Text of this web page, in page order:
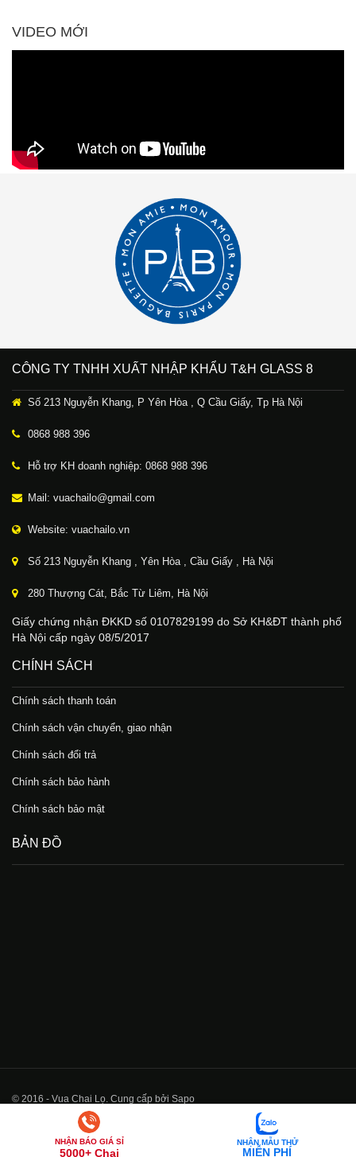
VIDEO MỚI
CÔNG TY TNHH XUẤT NHẬP KHẨU T&H GLASS 8
Số 213 Nguyễn Khang, P Yên Hòa , Q Cầu Giấy, Tp Hà Nội
0868 988 396
Hỗ trợ KH doanh nghiệp: 0868 988 396
Mail: vuachailo@gmail.com
Website: vuachailo.vn
Số 213 Nguyễn Khang , Yên Hòa , Cầu Giấy , Hà Nội
280 Thượng Cát, Bắc Từ Liêm, Hà Nội
Giấy chứng nhận ĐKKD số 0107829199 do Sở KH&ĐT thành phố
Hà Nội cấp ngày 08/5/2017
CHÍNH SÁCH
Chính sách thanh toán
Chính sách vận chuyển, giao nhận
Chính sách đổi trả
Chính sách bảo hành
Chính sách bảo mật
BẢN ĐỒ
© 2016 - Vua Chai Lọ. Cung cấp bởi Sapo
NHẬN BÁO GIÁ SỈ
5000+ Chai
NHẬN MẪU THỬ
MIỄN PHÍ